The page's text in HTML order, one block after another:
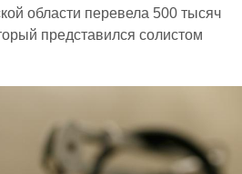
области перевела 500 тысяч
представился солистом